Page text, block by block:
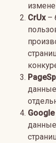
CrUx –
данные
Google